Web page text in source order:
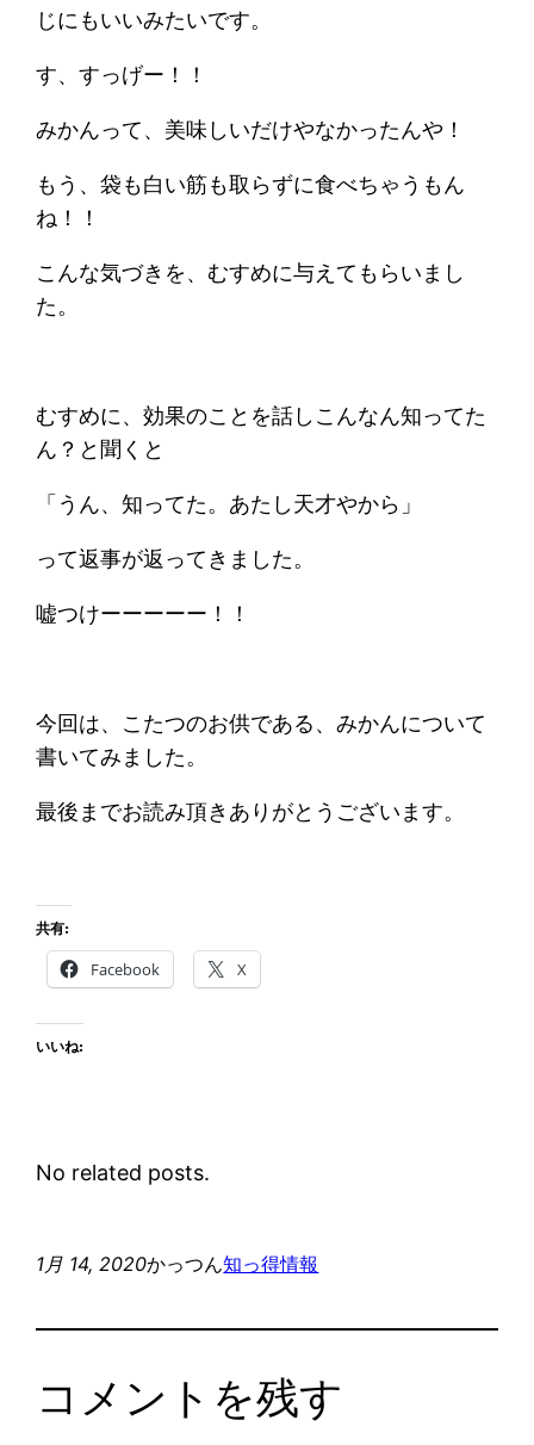
じにもいいみたいです。
す、すっげー！！
みかんって、美味しいだけやなかったんや！
もう、袋も白い筋も取らずに食べちゃうもん
ね！！
こんな気づきを、むすめに与えてもらいまし
た。
むすめに、効果のことを話しこんなん知ってた
ん？と聞くと
「うん、知ってた。あたし天才やから」
って返事が返ってきました。
嘘つけーーーーー！！
今回は、こたつのお供である、みかんについて
書いてみました。
最後までお読み頂きありがとうございます。
共有:
Facebook X
いいね:
No related posts.
1月 14, 2020かっつん知っ得情報
コメントを残す